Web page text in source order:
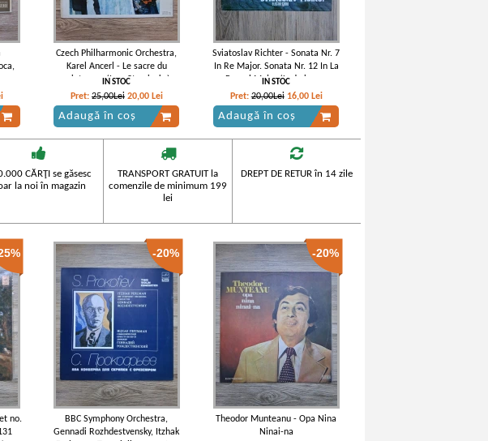
Czech Philharmonic Orchestra,
Karel Ancerl - Le sacre du
printemps (Igor Stravinsky)
IN STOC
Pret: 25,00Lei 20,00 Lei
Adaugă în coș
Sviatoslav Richter - Sonata Nr. 7
In Re Major. Sonata Nr. 12 In La
Bemol Major (Ludwig van
Beethoven)
IN STOC
Pret:20,00Lei 16,00 Lei
Adaugă în coș
CĂRŢI se găsesc
la noi în magazin
TRANSPORT GRATUIT la
comenzile de minimum 199
lei
DREPT DE RETUR în 14 zile
no.
-20%
BBC Symphony Orchestra,
Gennadi Rozhdestvensky, Itzhak
-20%
Theodor Munteanu - Opa Nina
Ninai-na